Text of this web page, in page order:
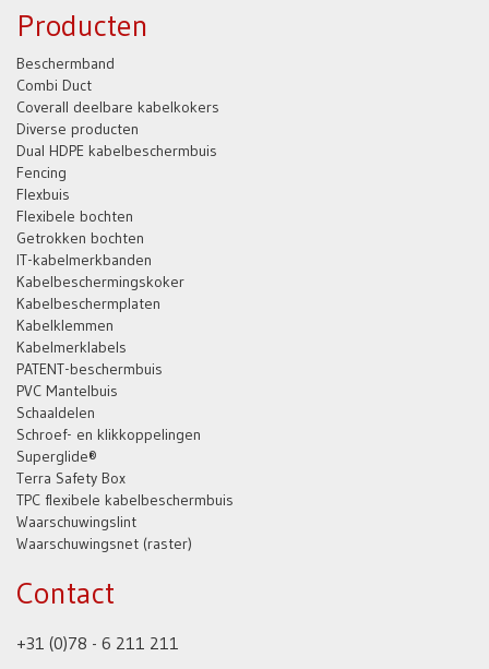
Producten
Beschermband
Combi Duct
Coverall deelbare kabelkokers
Diverse producten
Dual HDPE kabelbeschermbuis
Fencing
Flexbuis
Flexibele bochten
Getrokken bochten
IT-kabelmerkbanden
Kabelbeschermingskoker
Kabelbeschermplaten
Kabelklemmen
Kabelmerklabels
PATENT-beschermbuis
PVC Mantelbuis
Schaaldelen
Schroef- en klikkoppelingen
Superglide®
Terra Safety Box
TPC flexibele kabelbeschermbuis
Waarschuwingslint
Waarschuwingsnet (raster)
Contact
+31 (0)78 - 6 211 211